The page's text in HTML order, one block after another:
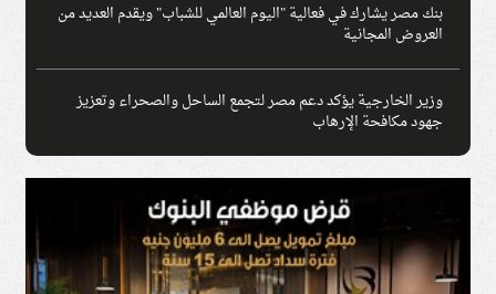
بنك مصر يشارك في فعالية "اليوم العالمي للشباب" ويقدم العديد من
العروض المجانية
وزير الخارجية يؤكد دعم مصر لتجمع الساحل والصحراء وتعزيز
جهود مكافحة الإرهاب